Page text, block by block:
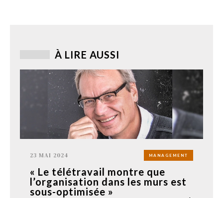
À LIRE AUSSI
23 MAI 2024 MANAGEMENT
« Le télétravail montre que
l’organisation dans les murs est
sous-optimisée »